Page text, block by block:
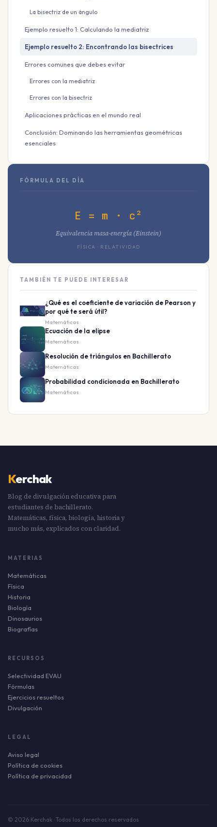
La bisectriz de un ángulo
Ejemplo resuelto 1: Calculando la mediatriz
Ejemplo resuelto 2: Encontrando las bisectrices
Errores comunes que debes evitar
Errores con la mediatriz
Errores con la bisectriz
Aplicaciones prácticas en el mundo real
Conclusión: Dominando las herramientas geométricas
esenciales
FÓRMULA DEL DÍA
E = m · c²
Equivalencia masa-energía (Einstein)
FÍSICA · RELATIVIDAD
TAMBIÉN TE PUEDE INTERESAR
¿Qué es el coeficiente de variación de Pearson y
por qué te será útil?
Matemáticas
Ecuación de la elipse
Matemáticas
Resolución de triángulos en Bachillerato
Matemáticas
Probabilidad condicionada en Bachillerato
Matemáticas
Kerchak
Blog de divulgación educativa para
estudiantes de bachillerato.
Matemáticas, física, biología, historia y
mucho más, explicados con claridad.
MATERIAS
Matemáticas
Física
Historia
Biología
Dinosaurios
Biografías
RECURSOS
Selectividad EVAU
Fórmulas
Ejercicios resueltos
Divulgación
LEGAL
Aviso legal
Política de cookies
Política de privacidad
© 2026 Kerchak · Todos los derechos reservados